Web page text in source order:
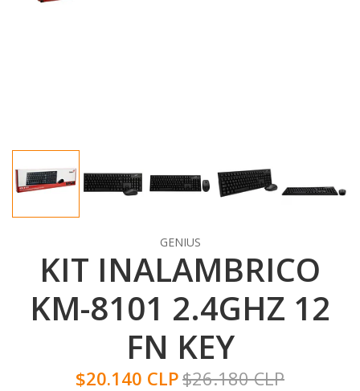
GENIUS
KIT INALAMBRICO
KM-8101 2.4GHZ 12
FN KEY
$20.140 CLP$26.180 CLP